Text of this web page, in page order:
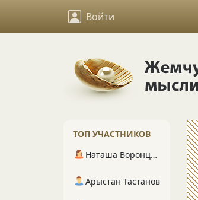
Войти
ТОП УЧАСТНИКОВ
Наташа Воронцова
Арыстан Тастанов